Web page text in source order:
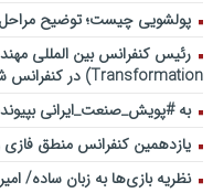
پولشویی چیست؛ توضیح مراحل
Transformation) در کنفرانس شانزدهم می گوید…
به #پویش_صنعت_ایرانی
یازدهمین کنفرانس منطق فازی و
نظریه بازی‌ها به زبان ساده/